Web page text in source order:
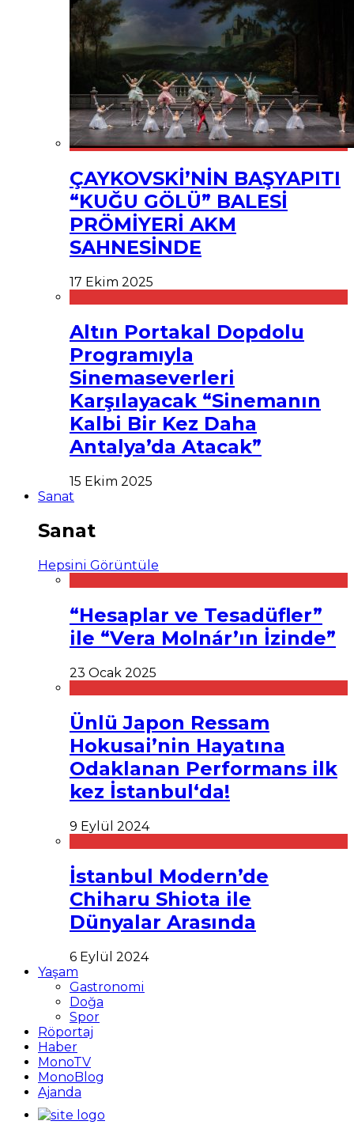
ÇAYKOVSKİ’NİN BAŞYAPITI
“KUĞU GÖLÜ” BALESİ
PRÖMİYERİ AKM
SAHNESİNDE
17 Ekim 2025
Altın Portakal Dopdolu
Programıyla
Sinemaseverleri
Karşılayacak “Sinemanın
Kalbi Bir Kez Daha
Antalya’da Atacak”
15 Ekim 2025
Sanat
Sanat
Hepsini Görüntüle
“Hesaplar ve Tesadüfler”
ile “Vera Molnár’ın İzinde”
23 Ocak 2025
Ünlü Japon Ressam
Hokusai’nin Hayatına
Odaklanan Performans ilk
kez İstanbul‘da!
9 Eylül 2024
İstanbul Modern’de
Chiharu Shiota ile
Dünyalar Arasında
6 Eylül 2024
Yaşam
Gastronomi
Doğa
Spor
Röportaj
Haber
MonoTV
MonoBlog
Ajanda